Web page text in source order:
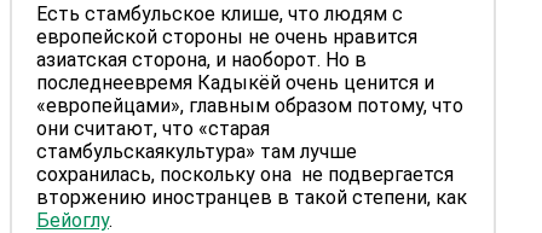
Есть стамбульское клише, что людям с
европейской стороны не очень нравится
азиатская сторона, и наоборот. Но в
последнеевремя Кадыкёй очень ценится и
«европейцами», главным образом потому, что
они считают, что «старая
стамбульскаякультура» там лучше
сохранилась, поскольку она не подвергается
вторжению иностранцев в такой степени, как
Бейоглу.